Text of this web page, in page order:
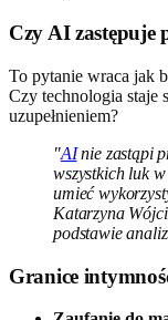
Czy AI zastępuje
To pytanie wraca jak
Czy technologia staje
uzupełnieniem?
"AInie zastąpi
wszystkich luk
umieć
Katarzyna
podstawie
Granice